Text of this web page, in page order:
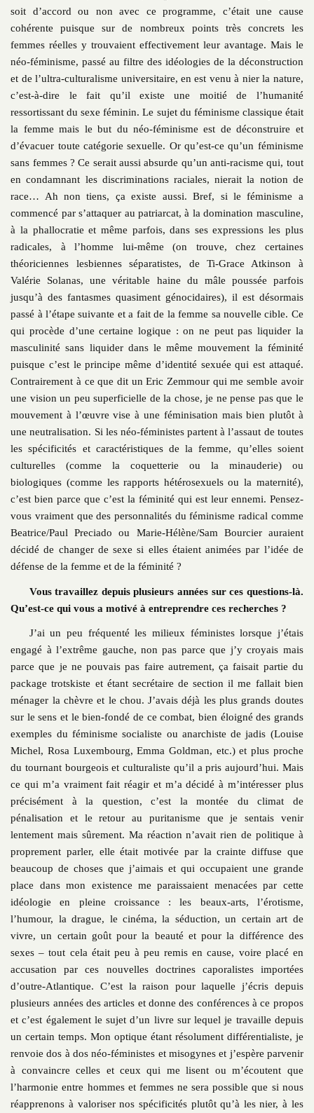
soit d’accord ou non avec ce programme, c’était une cause
cohérente puisque sur de nombreux points très concrets les
femmes réelles y trouvaient effectivement leur avantage. Mais le
néo-féminisme, passé au filtre des idéologies de la déconstruction
et de l’ultra-culturalisme universitaire, en est venu à nier la nature,
c’est-à-dire le fait qu’il existe une moitié de l’humanité
ressortissant du sexe féminin. Le sujet du féminisme classique était
la femme mais le but du néo-féminisme est de déconstruire et
d’évacuer toute catégorie sexuelle. Or qu’est-ce qu’un féminisme
sans femmes ? Ce serait aussi absurde qu’un anti-racisme qui, tout
en condamnant les discriminations raciales, nierait la notion de
race… Ah non tiens, ça existe aussi. Bref, si le féminisme a
commencé par s’attaquer au patriarcat, à la domination masculine,
à la phallocratie et même parfois, dans ses expressions les plus
radicales, à l’homme lui-même (on trouve, chez certaines
théoriciennes lesbiennes séparatistes, de Ti-Grace Atkinson à
Valérie Solanas, une véritable haine du mâle poussée parfois
jusqu’à des fantasmes quasiment génocidaires), il est désormais
passé à l’étape suivante et a fait de la femme sa nouvelle cible. Ce
qui procède d’une certaine logique : on ne peut pas liquider la
masculinité sans liquider dans le même mouvement la féminité
puisque c’est le principe même d’identité sexuée qui est attaqué.
Contrairement à ce que dit un Eric Zemmour qui me semble avoir
une vision un peu superficielle de la chose, je ne pense pas que le
mouvement à l’œuvre vise à une féminisation mais bien plutôt à
une neutralisation. Si les néo-féministes partent à l’assaut de toutes
les spécificités et caractéristiques de la femme, qu’elles soient
culturelles (comme la coquetterie ou la minauderie) ou
biologiques (comme les rapports hétérosexuels ou la maternité),
c’est bien parce que c’est la féminité qui est leur ennemi. Pensez-
vous vraiment que des personnalités du féminisme radical comme
Beatrice/Paul Preciado ou Marie-Hélène/Sam Bourcier auraient
décidé de changer de sexe si elles étaient animées par l’idée de
défense de la femme et de la féminité ?
Vous travaillez depuis plusieurs années sur ces questions-là.
Qu’est-ce qui vous a motivé à entreprendre ces recherches ?
J’ai un peu fréquenté les milieux féministes lorsque j’étais
engagé à l’extrême gauche, non pas parce que j’y croyais mais
parce que je ne pouvais pas faire autrement, ça faisait partie du
package trotskiste et étant secrétaire de section il me fallait bien
ménager la chèvre et le chou. J’avais déjà les plus grands doutes
sur le sens et le bien-fondé de ce combat, bien éloigné des grands
exemples du féminisme socialiste ou anarchiste de jadis (Louise
Michel, Rosa Luxembourg, Emma Goldman, etc.) et plus proche
du tournant bourgeois et culturaliste qu’il a pris aujourd’hui. Mais
ce qui m’a vraiment fait réagir et m’a décidé à m’intéresser plus
précisément à la question, c’est la montée du climat de
pénalisation et le retour au puritanisme que je sentais venir
lentement mais sûrement. Ma réaction n’avait rien de politique à
proprement parler, elle était motivée par la crainte diffuse que
beaucoup de choses que j’aimais et qui occupaient une grande
place dans mon existence me paraissaient menacées par cette
idéologie en pleine croissance : les beaux-arts, l’érotisme,
l’humour, la drague, le cinéma, la séduction, un certain art de
vivre, un certain goût pour la beauté et pour la différence des
sexes – tout cela était peu à peu remis en cause, voire placé en
accusation par ces nouvelles doctrines caporalistes importées
d’outre-Atlantique. C’est la raison pour laquelle j’écris depuis
plusieurs années des articles et donne des conférences à ce propos
et c’est également le sujet d’un livre sur lequel je travaille depuis
un certain temps. Mon optique étant résolument différentialiste, je
renvoie dos à dos néo-féministes et misogynes et j’espère parvenir
à convaincre celles et ceux qui me lisent ou m’écoutent que
l’harmonie entre hommes et femmes ne sera possible que si nous
réapprenons à valoriser nos spécificités plutôt qu’à les nier, à les